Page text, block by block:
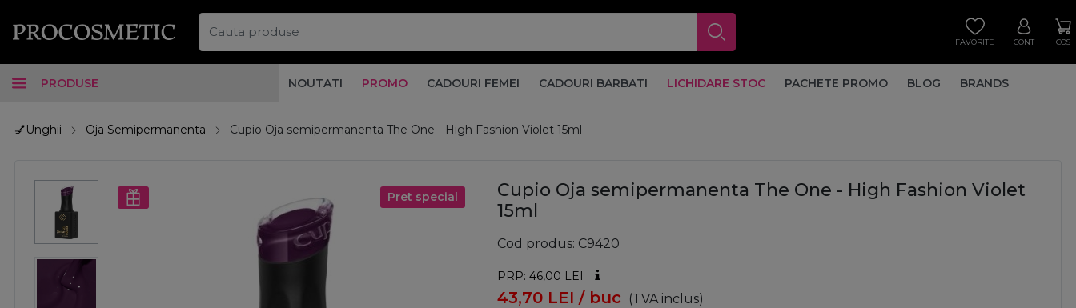
FAVORITE CONT COS
PRODUSE NOUTATI PROMO CADOURI FEMEI CADOURI BARBATI LICHIDARE STOC PACHETE PROMO BLOG BRANDS
💅Unghii Oja Semipermanenta Cupio Oja semipermanenta The One - High Fashion Violet 15ml
Pret special
Cupio Oja semipermanenta The One - High Fashion Violet
15ml
Cod produs C9420
PRP: 46,00 LEI
43,70 LEI / buc (TVA inclus)